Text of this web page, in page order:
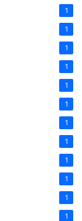
1
1
1
1
1
1
1
1
1
1
1
1